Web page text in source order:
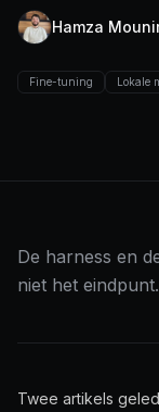
Hamza
Fine-tuning Lokale
De harness en
niet het eindpunt.
Twee artikels